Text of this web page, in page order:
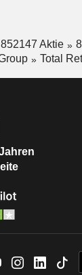
852147 Aktie
Total